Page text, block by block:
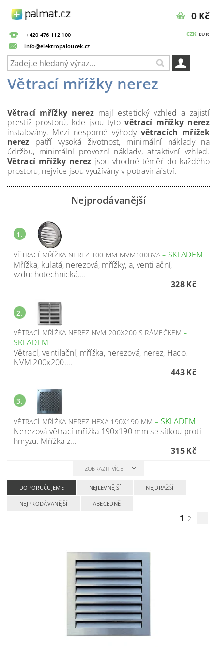
+420 476 112 100
info@elektropaloucek.cz
CZK EUR
0 Kč
Větrací mřížky nerez
Větrací mřížky nerezmají estetický vzhled a zajistí
prestiž prostorů, kde jsou tytovětrací mřížky nerez
instalovány. Mezi nesporné výhody větracích mřížek
nerez patří vysoká životnost, minimální náklady na
údržbu, minimální provozní náklady, atraktivní vzhled.
Větrací mřížky nerez jsou vhodné téměř do každého
prostoru, nejvíce jsou využívány v potravinářství.
Nejprodávanější
1.
VĚTRACÍ MŘÍŽKA NEREZ 100 MM MVM100BVA– SKLADEM
Mřížka, kulatá, nerezová, mřížky, a, ventilační,
vzduchotechnická,...
328 Kč
2.
VĚTRACÍ MŘÍŽKA NEREZ NVM 200X200 S RÁMEČKEM–
SKLADEM
Větrací, ventilační, mřížka, nerezová, nerez, Haco,
NVM 200x200....
443 Kč
3.
VĚTRACÍ MŘÍŽKA NEREZ HEXA 190X190 MM – SKLADEM
Nerezová větrací mřížka 190x190 mm se síťkou proti
hmyzu. Mřížka z...
315 Kč
ZOBRAZIT VÍCE
DOPORUČUJEME NEJLEVNĚJŠÍ NEJDRAŽŠÍ
NEJPRODÁVANĚJŠÍ ABECEDNĚ
1 2